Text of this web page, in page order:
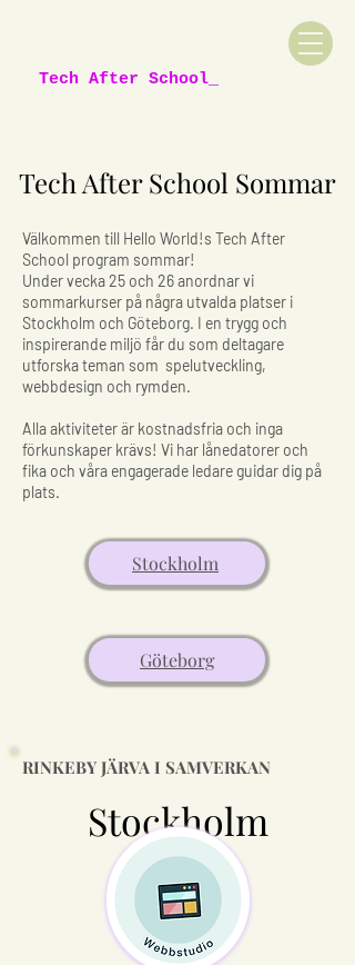
Tech After School_
Tech After School Sommar
Välkommen till Hello World!s Tech After
School program sommar!
Under vecka 25 och 26 anordnar vi
sommarkurser på några utvalda platser i
Stockholm och Göteborg. I en trygg och
inspirerande miljö får du som deltagare
utforska teman som spelutveckling,
webbdesign och rymden.
Alla aktiviteter är kostnadsfria och inga
förkunskaper krävs! Vi har lånedatorer och
fika och våra engagerade ledare guidar dig på
plats.
Stockholm
Göteborg
Stockholm
RINKEBY JÄRVA I SAMVERKAN